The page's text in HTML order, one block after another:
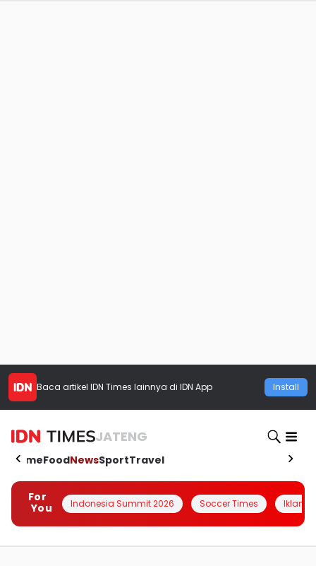
Baca artikel IDN Times lainnya di IDN App Install
JATENG
HomeFoodNewsSportTravel
For
You
Indonesia Summit 2026 Soccer Times Iklanin